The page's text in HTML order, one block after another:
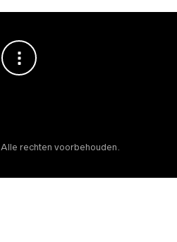
Alle rechten voorbehouden.